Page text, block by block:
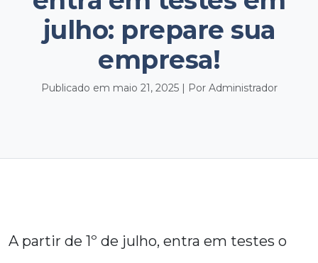
julho: prepare sua
empresa!
Publicado em maio 21, 2025 | Por Administrador
A partir de 1º de julho, entra em testes o